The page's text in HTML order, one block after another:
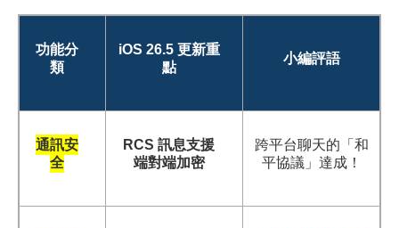
功能分
類
iOS 26.5 更新重
點
小編評語
通訊安
全
RCS 訊息支援
端對端加密
跨平台聊天的「和
平協議」達成！